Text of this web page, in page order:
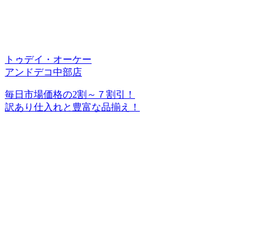
トゥデイ・オーケー
アンドデコ中部店
毎日市場価格の2割～７割引！
訳あり仕入れと豊富な品揃え！